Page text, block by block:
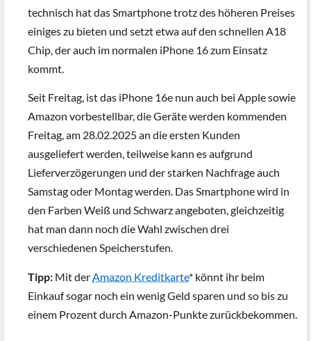
technisch hat das Smartphone trotz des höheren Preises
einiges zu bieten und setzt etwa auf den schnellen A18
Chip, der auch im normalen iPhone 16 zum Einsatz
kommt.
Seit Freitag, ist das iPhone 16e nun auch bei Apple sowie
Amazon vorbestellbar, die Geräte werden kommenden
Freitag, am 28.02.2025 an die ersten Kunden
ausgeliefert werden, teilweise kann es aufgrund
Lieferverzögerungen und der starken Nachfrage auch
Samstag oder Montag werden. Das Smartphone wird in
den Farben Weiß und Schwarz angeboten, gleichzeitig
hat man dann noch die Wahl zwischen drei
verschiedenen Speicherstufen.
Tipp: Mit der Amazon Kreditkarte* könnt ihr beim
Einkauf sogar noch ein wenig Geld sparen und so bis zu
einem Prozent durch Amazon-Punkte zurückbekommen.